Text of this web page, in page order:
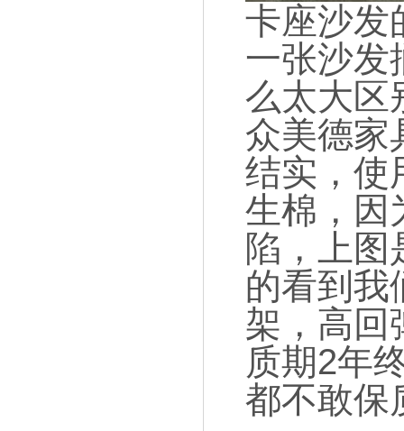
卡座沙发
一张沙发
么太大区
众美德家
结实，使
生棉，因
陷，上图
的看到我
架，高回
质期2年
都不敢保